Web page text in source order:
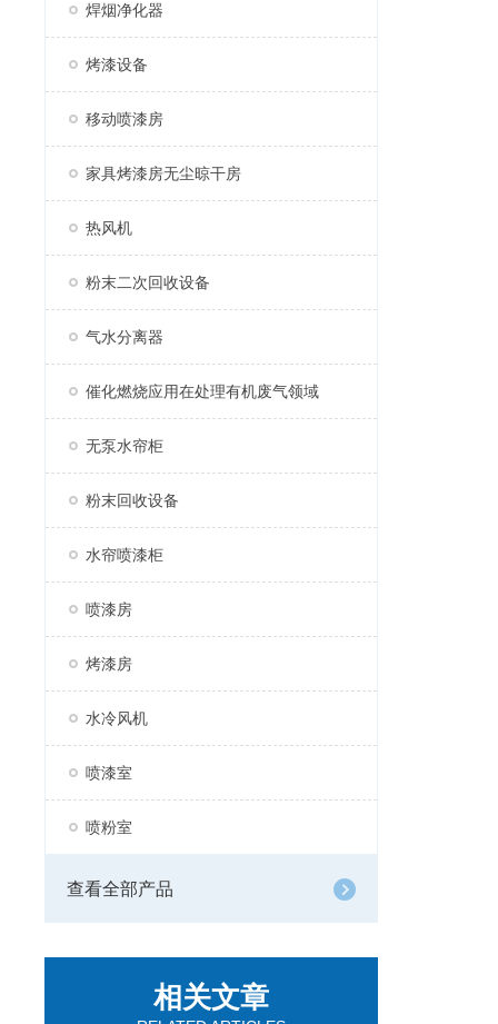
焊烟净化器
烤漆设备
移动喷漆房
家具烤漆房无尘晾干房
热风机
粉末二次回收设备
气水分离器
催化燃烧应用在处理有机废气领域
无泵水帘柜
粉末回收设备
水帘喷漆柜
喷漆房
烤漆房
水冷风机
喷漆室
喷粉室
查看全部产品
相关文章